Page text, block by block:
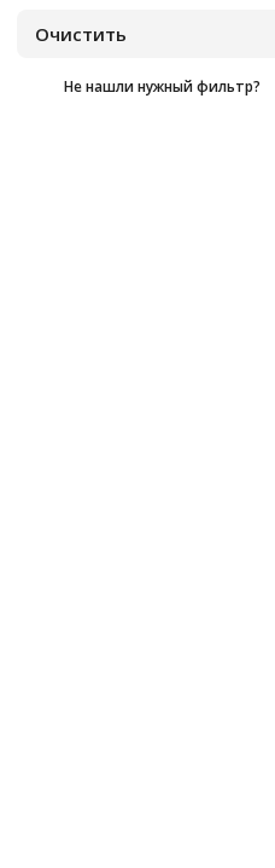
cr2450
Не нашли нужный фильтр?